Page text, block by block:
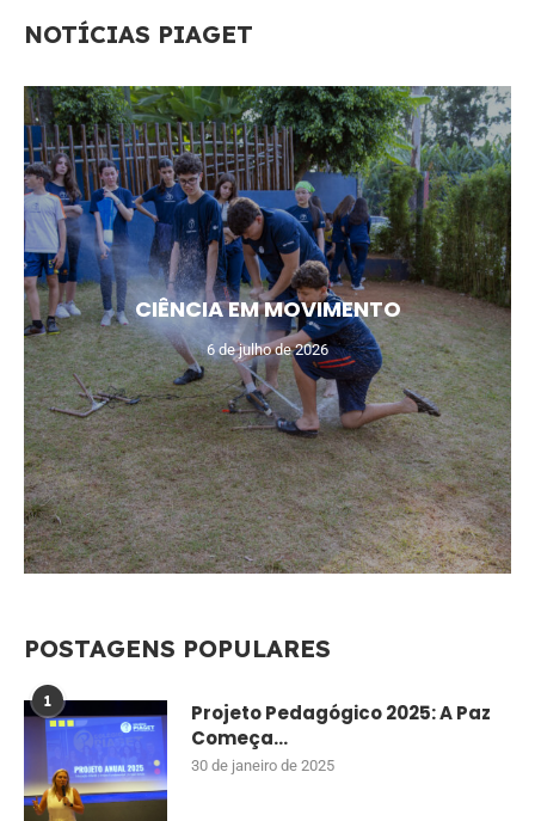
NOTÍCIAS PIAGET
CIÊNCIA EM MOVIMENTO
6 de julho de 2026
POSTAGENS POPULARES
1
Projeto Pedagógico 2025: A Paz
Começa...
30 de janeiro de 2025